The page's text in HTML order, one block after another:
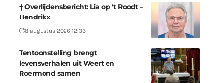
† Overlijdensbericht: Lia op ‘t Roodt –
Hendrikx
8 augustus 2026 12:33
Tentoonstelling brengt
levensverhalen uit Weert en
Roermond samen